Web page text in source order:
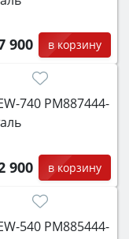
900 в корзину
740 PM887444-
900 в корзину
540 PM885444-